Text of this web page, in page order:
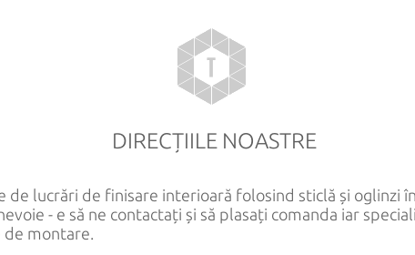
Copertine
Pardoseli și tavane
Scări
Balustrade
DIRECȚIILE NOASTRE
lucrări de finisare interioară folosind sticlă și oglinzi
- e să ne contactați și să plasați comanda iar
de montare.